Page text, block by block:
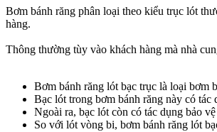
Bơm bánh răng phân loại theo kiểu trục lót
hàng.
Thông thường tùy vào khách hàng mà nhà
Bơm bánh răng lót bạc trục là loại bơm
Bạc lót trong bơm bánh răng này có
Ngoài ra, bạc lót còn có tác dụng bảo
So với lót vòng bi, bơm bánh răng lót